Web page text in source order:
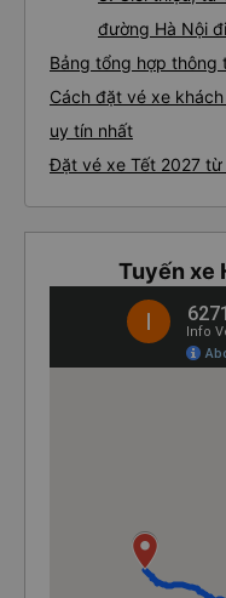
đường Hà Nội
Bảng tổng hợp thông
Cách đặt vé xe
uy tín nhất
Đặt vé xe Tết 2027 từ
Tuyến xe